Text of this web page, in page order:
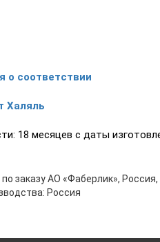
о соответствии
Халяль
18 месяцев с даты
по заказу АО «Фаберлик»,
Россия